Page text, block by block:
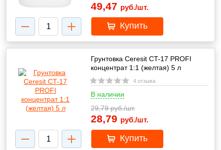
49,47 руб./шт.
Купить
Грунтовка Ceresit CT-17 PROFI
концентрат 1:1 (желтая) 5 л
4 отзыва
В наличии
29,79руб./шт.
28,79 руб./шт.
Купить